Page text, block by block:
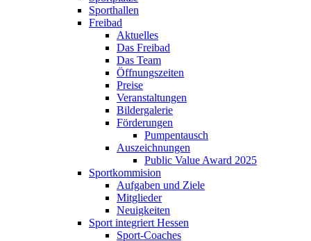
Sporthallen
Freibad
Aktuelles
Das Freibad
Das Team
Öffnungszeiten
Preise
Veranstaltungen
Bildergalerie
Förderungen
Pumpentausch
Auszeichnungen
Public Value Award 2025
Sportkommision
Aufgaben und Ziele
Mitglieder
Neuigkeiten
Sport integriert Hessen
Sport-Coaches